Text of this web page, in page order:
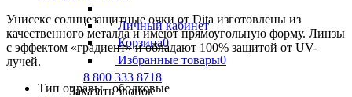
Личный кабинет
Корзина0
Избранные товары0
8 800 333 8718
Заказать звонок
Унисекс солнцезащитные очки от Dita изготовлены из
качественного металла и имеют прямоугольную форму. Линзы
с эффектом «градиент» и обладают 100% защитой от UV-
лучей.
Тип оправы ободковые